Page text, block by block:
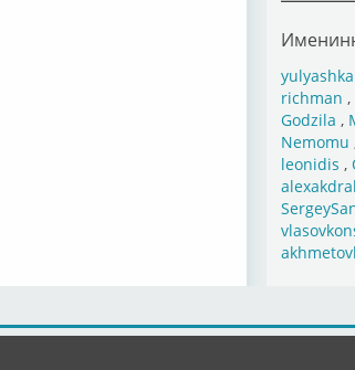
yulyashka
richman ,
Godzila ,
Nemomu
leonidis ,